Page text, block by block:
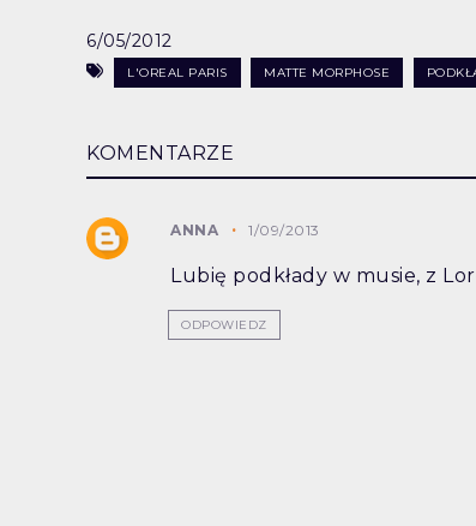
6/05/2012
L'OREAL PARIS MATTE MORPHOSE
KOMENTARZE
ANNA 1/09/2013
Lubię podkłady w musie, z
ODPOWIEDZ